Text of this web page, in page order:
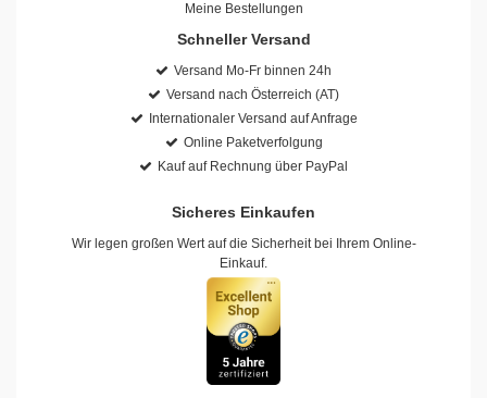
Meine Bestellungen
Schneller Versand
Versand Mo-Fr binnen 24h
Versand nach Österreich (AT)
Internationaler Versand auf Anfrage
Online Paketverfolgung
Kauf auf Rechnung über PayPal
Sicheres Einkaufen
Wir legen großen Wert auf die Sicherheit bei Ihrem Online-
Einkauf.